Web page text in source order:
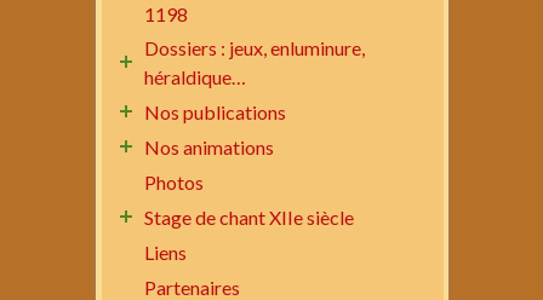
1198
Dossiers : jeux, enluminure,
héraldique…
Nos publications
Nos animations
Photos
Stage de chant XIIe siècle
Liens
Partenaires